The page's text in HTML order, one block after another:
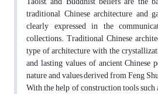
traditional Chinese architecture and
clearly expressed in the
collections. Traditional Chinese
type of architecture with the
and lasting values of ancient Chinese
nature and values derived from Feng
With the help of construction tools such